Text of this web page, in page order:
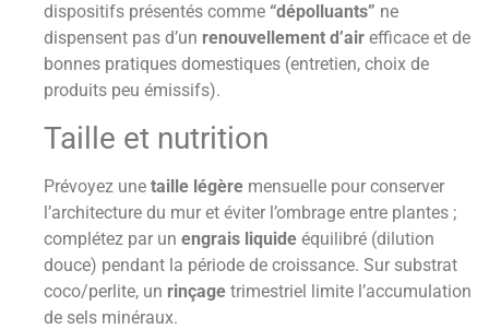
dispositifs présentés comme “dépolluants” ne
dispensent pas d’un renouvellement d’air efficace et de
bonnes pratiques domestiques (entretien, choix de
produits peu émissifs).
Taille et nutrition
Prévoyez une taille légère mensuelle pour conserver
l’architecture du mur et éviter l’ombrage entre plantes ;
complétez par un engrais liquide équilibré (dilution
douce) pendant la période de croissance. Sur substrat
coco/perlite, un rinçage trimestriel limite l’accumulation
de sels minéraux.